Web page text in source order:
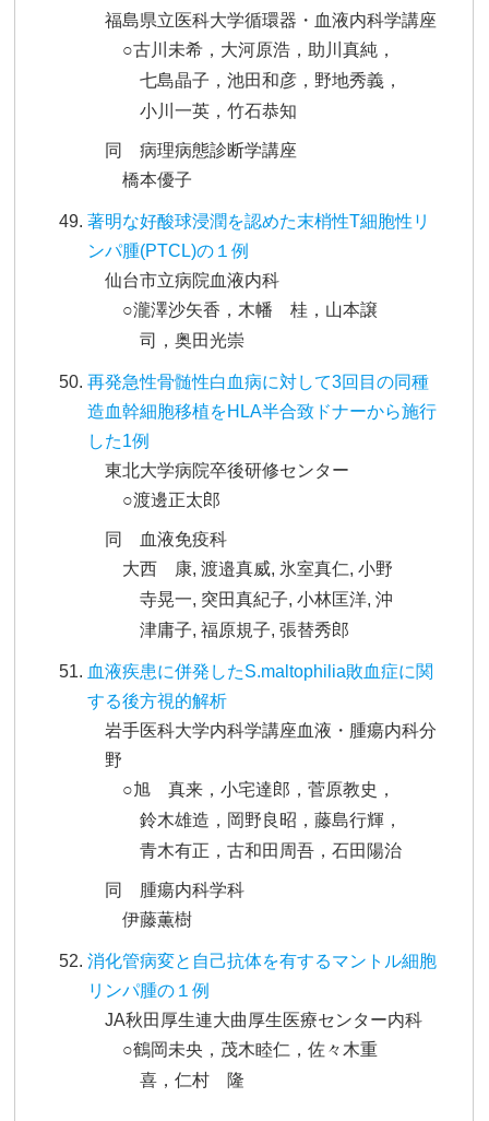
福島県立医科大学循環器・血液内科学講座
○古川未希，大河原浩，助川真純，
七島晶子，池田和彦，野地秀義，
小川一英，竹石恭知
同 病理病態診断学講座
橋本優子
著明な好酸球浸潤を認めた末梢性T細胞性リ
ンパ腫(PTCL)の１例
仙台市立病院血液内科
○瀧澤沙矢香，木幡 桂，山本譲
司，奥田光崇
再発急性骨髄性白血病に対して3回目の同種
造血幹細胞移植をHLA半合致ドナーから施行
した1例
東北大学病院卒後研修センター
○渡邊正太郎
同 血液免疫科
大西 康, 渡邉真威, 氷室真仁, 小野
寺晃一, 突田真紀子, 小林匡洋, 沖
津庸子, 福原規子, 張替秀郎
血液疾患に併発したS.maltophilia敗血症に関
する後方視的解析
岩手医科大学内科学講座血液・腫瘍内科分
野
○旭 真来，小宅達郎，菅原教史，
鈴木雄造，岡野良昭，藤島行輝，
青木有正，古和田周吾，石田陽治
同 腫瘍内科学科
伊藤薫樹
消化管病変と自己抗体を有するマントル細胞
リンパ腫の１例
JA秋田厚生連大曲厚生医療センター内科
○鶴岡未央，茂木睦仁，佐々木重
喜，仁村 隆